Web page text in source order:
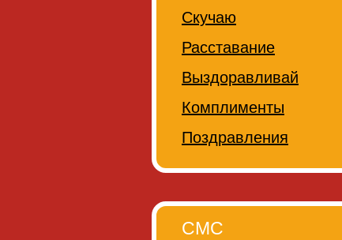
Скучаю
Расставание
Выздоравливай
Комплименты
Поздравления
СМС